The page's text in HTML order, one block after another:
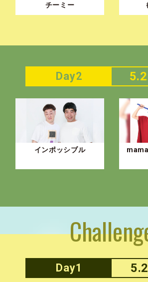
チーミー
Day2
インポッシブル
Day1